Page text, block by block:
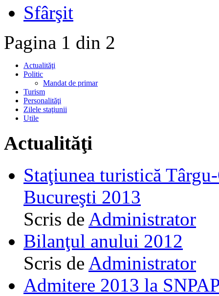
Sfârşit
Pagina 1 din 2
Actualităţi
Politic
Mandat de primar
Turism
Personalităţi
Zilele staţiunii
Utile
Actualităţi
Staţiunea turistică
Bucureşti 2013
Scris de Administrator
Bilanţul anului 2012
Scris de Administrator
Admitere 2013 la